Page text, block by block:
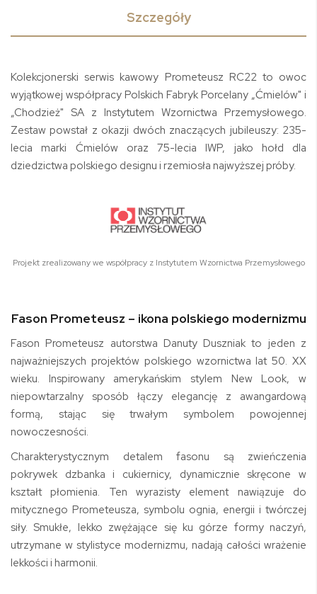
Szczegóły
Kolekcjonerski serwis kawowy Prometeusz RC22 to owoc
wyjątkowej współpracy Polskich Fabryk Porcelany „Ćmielów" i
„Chodzież" SA z Instytutem Wzornictwa Przemysłowego.
Zestaw powstał z okazji dwóch znaczących jubileuszy: 235-
lecia marki Ćmielów oraz 75-lecia IWP, jako hołd dla
dziedzictwa polskiego designu i rzemiosła najwyższej próby.
Projekt zrealizowany we współpracy z Instytutem Wzornictwa Przemysłowego
Fason Prometeusz – ikona polskiego modernizmu
FasonPrometeusz autorstwa Danuty Duszniak to jeden z
najważniejszych projektów polskiego wzornictwa lat 50. XX
wieku. Inspirowany amerykańskim stylem New Look, w
niepowtarzalny sposób łączy elegancję z awangardową
formą, stając się trwałym symbolem powojennej
nowoczesności.
Charakterystycznym detalem fasonu są zwieńczenia
pokrywek dzbanka i cukiernicy, dynamicznie skręcone w
kształt płomienia. Ten wyrazisty element nawiązuje do
mitycznego Prometeusza, symbolu ognia, energii i twórczej
siły. Smukłe, lekko zwężające się ku górze formy naczyń,
utrzymane w stylistyce modernizmu, nadają całości wrażenie
lekkości i harmonii.